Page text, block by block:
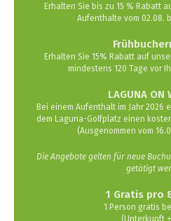
Erhalten Sie bis zu 15 % Rabatt
Aufenthalte vom 02.08.
Erhalten Sie 15% Rabatt auf
mindestens 120 Tage vor
LAGUNA ON
Bei einem Aufenthalt im Jahr 2026
dem Laguna-Golfplatz einen
(Ausgenommen vom
Die Angebote gelten für neue
getätigt
1 Gratis pro
1 Person gratis
(Unterkunft